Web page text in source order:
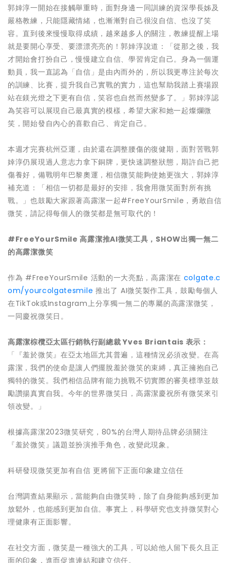
郭婞淳一開始在接觸舉重時，面對身邊一同訓練的資深學⻑姊及
嚴格教練，只能隱藏情緒，也漸漸對自己很沒自信、也沒了笑
容。直到後來慢慢取得成績，越來越多人的關注，教練提醒上場
就是要開心享受、要漂漂亮亮的！郭婞淳說道：「從那之後，我
才開始會打扮自己，慢慢建立自信、學習肯定自己。身為一個運
動員，我一直認為「自信」是由內而外的，所以我更專注於每次
的訓練、比賽，提升我自己實戰的實力，這也幫助我踏上賽場跟
站在鎂光燈之下更有自信，笑容也自然而然變多了。」郭婞淳認
為笑容可以展現自己最真實的模樣，希望大家和她一起燦爛微
笑，開始發自內心的喜歡自己、肯定自己。
本週才完賽杭州亞運，由於還在調整腰傷的復健期，面對苦戰郭
婞淳仍展現過人意志力拿下銅牌，更快速調整狀態，期許自己把
傷養好，備戰明年巴黎奧運，相信微笑能夠使她更強大，郭婞淳
補充道：「相信一切都是最好的安排，我會用微笑面對所有挑
戰。」也鼓勵大家跟著高露潔一起#FreeYourSmile，勇敢自信
微笑，請記得每個人的微笑都是無可取代的！
#FreeYourSmile 高露潔推AI微笑工具，SHOW出獨一無二
的高露潔微笑
作為 #FreeYourSmile 活動的一大亮點，高露潔在 colgate.c
om/yourcolgatesmile 推出了 AI微笑製作工具，鼓勵每個人
在TikTok或Instagram上分享獨一無二的專屬的高露潔微笑，
一同慶祝微笑日。
高露潔棕欖亞太區行銷執行副總裁 Yves Briantais 表示：
「『羞於微笑』在亞太地區尤其普遍，這種情況必須改變。在高
露潔，我們的使命是讓人們擺脫羞於微笑的束縛，真正擁抱自己
獨特的微笑。我們相信品牌有能力挑戰不切實際的審美標準並鼓
勵讚揚真實自我。今年的世界微笑日，高露潔慶祝所有微笑來引
領改變。」
根據高露潔2023微笑研究，80%的台灣人期待品牌必須關注
『羞於微笑』議題並扮演推手角色，改變此現象。
科研發現微笑更加有自信 更將留下正面印象建立信任
台灣調查結果顯示，當能夠自由微笑時，除了自身能夠感到更加
放鬆外，也能感到更加自信。事實上，科學研究也支持微笑對心
理健康有正面影響。
在社交方面，微笑是一種強大的工具，可以給他人留下長久且正
面的印象，進而促進連結和建立信任。